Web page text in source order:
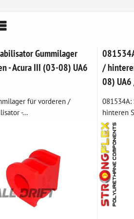
Gummilager
- Acura III (03-08) UA6
für vorderen /
-...
/
08) UA6
081534A:
hinteren